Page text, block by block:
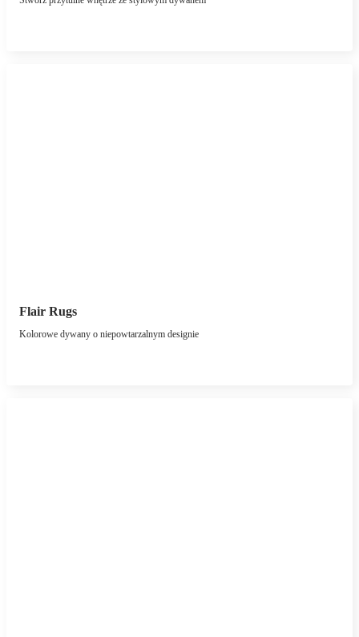
Flair Rugs
Kolorowe dywany o niepowtarzalnym designie